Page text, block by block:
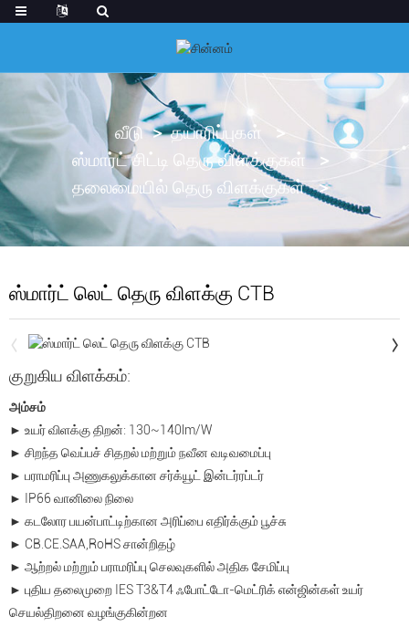
வீடு
தயாரிப்புகள்
ஸ்மார்ட் சிட்டி தெரு விளக்குகள்
தலைமையில் தெரு விளக்குகள்
ஸ்மார்ட் லெட் தெரு விளக்கு CTB
குறுகிய விளக்கம்:
அம்சம்
► உயர் விளக்கு திறன்: 130~140lm/W
► சிறந்த வெப்பச் சிதறல் மற்றும் நவீன வடிவமைப்பு
► பராமரிப்பு அணுகலுக்கான சர்க்யூட் இன்டர்ரப்டர்
► IP66 வானிலை நிலை
► கடலோர பயன்பாட்டிற்கான அரிப்பை எதிர்க்கும் பூச்சு
► CB.CE.SAA,RoHS சான்றிதழ்
► ஆற்றல் மற்றும் பராமரிப்பு செலவுகளில் அதிக சேமிப்பு
► புதிய தலைமுறை IES T3&T4 ஃபோட்டோ-மெட்ரிக் என்ஜின்கள் உயர்
செயல்திறனை வழங்குகின்றன